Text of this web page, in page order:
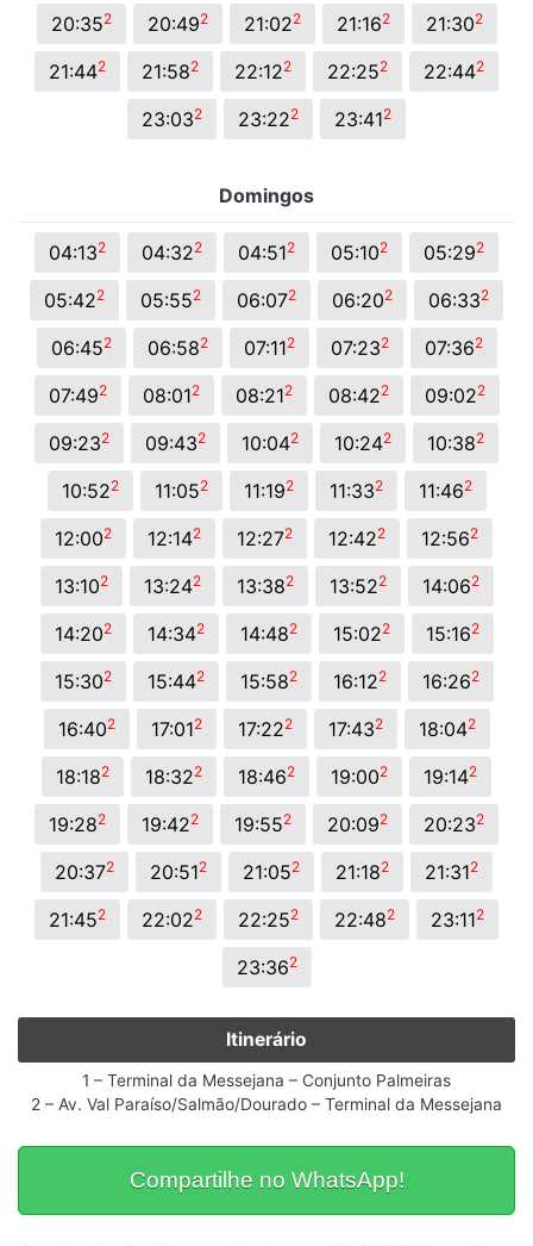
20:352 20:492 21:022 21:162 21:302
21:442 21:582 22:122 22:252 22:442
23:032 23:222 23:412
Domingos
04:132 04:322 04:512 05:102 05:292
05:422 05:552 06:072 06:202 06:332
06:452 06:582 07:112 07:232 07:362
07:492 08:012 08:212 08:422 09:022
09:232 09:432 10:042 10:242 10:382
10:522 11:052 11:192 11:332 11:462
12:002 12:142 12:272 12:422 12:562
13:102 13:242 13:382 13:522 14:062
14:202 14:342 14:482 15:022 15:162
15:302 15:442 15:582 16:122 16:262
16:402 17:012 17:222 17:432 18:042
18:182 18:322 18:462 19:002 19:142
19:282 19:422 19:552 20:092 20:232
20:372 20:512 21:052 21:182 21:312
21:452 22:022 22:252 22:482 23:112
23:362
Itinerário
1 – Terminal da Messejana – Conjunto Palmeiras
2 – Av. Val Paraíso/Salmão/Dourado – Terminal da Messejana
Compartilhe no WhatsApp!